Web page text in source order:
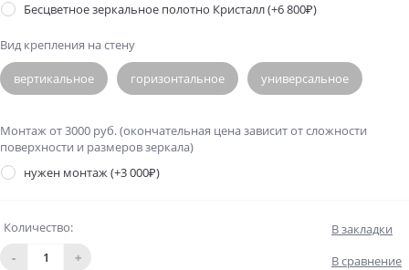
Бесцветное зеркальное полотно Кристалл(+6 800₽)
Вид крепления на стену
вертикальное горизонтальное универсальное
Монтаж от 3000 руб. (окончательная цена зависит от сложности
поверхности и размеров зеркала)
нужен монтаж(+3 000₽)
Количество:
-
+
В закладки
В сравнение